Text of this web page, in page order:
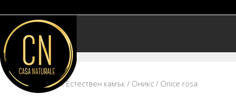
Начало/Естествен камък / Оникс / Onice rosa